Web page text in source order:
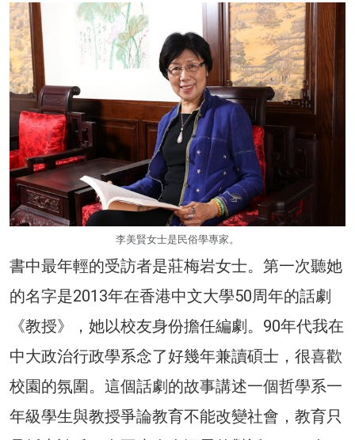
李美賢女士是民俗學專家。
書中最年輕的受訪者是莊梅岩女士。第一次聽她
的名字是2013年在香港中文大學50周年的話劇
《教授》，她以校友身份擔任編劇。90年代我在
中大政治行政學系念了好幾年兼讀碩士，很喜歡
校園的氛圍。這個話劇的故事講述一個哲學系一
年級學生與教授爭論教育不能改變社會，教育只